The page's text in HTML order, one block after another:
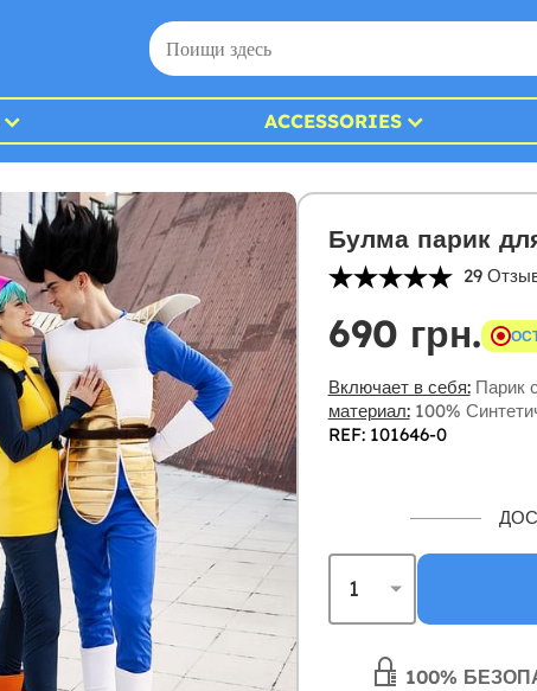
ACCESSORIES
Булма парик
29
690 грн.
Включает в себя:Парик
материал:100%
REF: 101646-0
100%